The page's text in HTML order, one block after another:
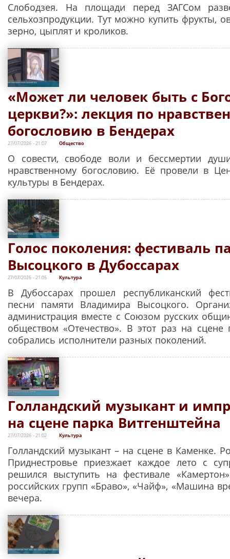
Слободзея. На площади перед ЗАГСом
сельхозпродукции. Тут можно купить фрукты,
зерно, цыплят и кроликов.
«Может ли человек быть с
церкви?»: лекция по
богословию в Бендерах
27/07/2026 - 21:07 Общество
О совести, свободе воли и бессмертии
нравственному богословию. Её провели в
культуры в Бендерах.
Голос поколения: фестиваль
Высоцкого в Дубоссарах
27/07/2026 - 21:05 Культура
В Дубоссарах прошел республиканский
песни памяти Владимира Высоцкого.
администрация вместе с Союзом русских
обществом «Отечество». В этот раз на сцене
собрались исполнители разных поколений.
Голландский музыкант и
на сцене парка Витгенштейна
27/07/2026 - 21:02 Культура
Голландский музыкант – на сцене в Каменке.
Приднестровье приезжает каждое лето с
решился выступить на фестивале
российских групп «Браво», «Чайф», «Машина
вечера.